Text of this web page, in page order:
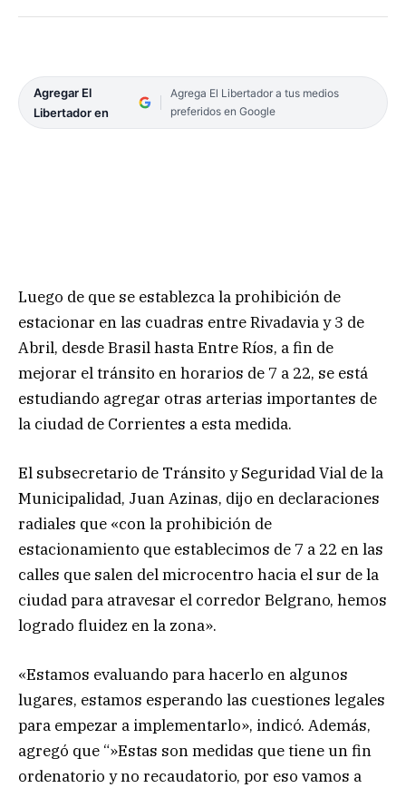
Agregar El
Libertador en
Agrega El Libertador a tus medios
preferidos en Google
Luego de que se establezca la prohibición de
estacionar en las cuadras entre Rivadavia y 3 de
Abril, desde Brasil hasta Entre Ríos, a fin de
mejorar el tránsito en horarios de 7 a 22, se está
estudiando agregar otras arterias importantes de
la ciudad de Corrientes a esta medida.
El subsecretario de Tránsito y Seguridad Vial de la
Municipalidad, Juan Azinas, dijo en declaraciones
radiales que «con la prohibición de
estacionamiento que establecimos de 7 a 22 en las
calles que salen del microcentro hacia el sur de la
ciudad para atravesar el corredor Belgrano, hemos
logrado fluidez en la zona».
«Estamos evaluando para hacerlo en algunos
lugares, estamos esperando las cuestiones legales
para empezar a implementarlo», indicó. Además,
agregó que “»Estas son medidas que tiene un fin
ordenatorio y no recaudatorio, por eso vamos a